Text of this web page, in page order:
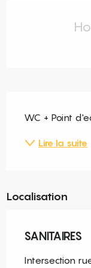
Ouverture et
WC + Point
Lire la suite
Localisation
SANITAIRES
Intersection